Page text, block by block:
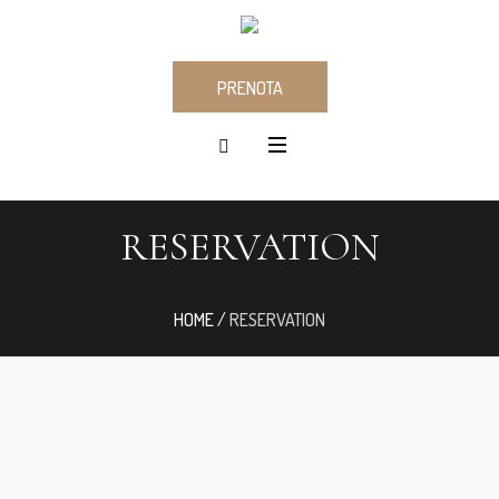
PRENOTA
RESERVATION
HOME/RESERVATION